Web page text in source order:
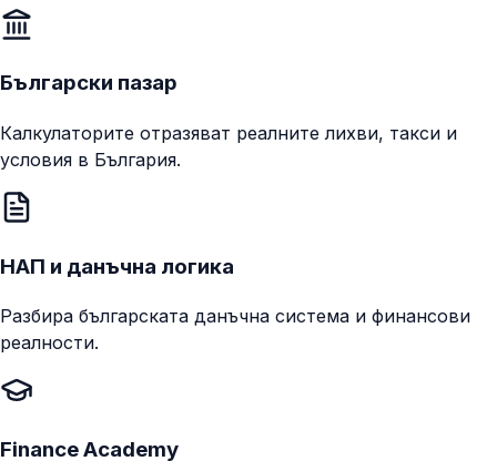
Български пазар
Калкулаторите отразяват реалните лихви, такси и
условия в България.
НАП и данъчна логика
Разбира българската данъчна система и финансови
реалности.
Finance Academy